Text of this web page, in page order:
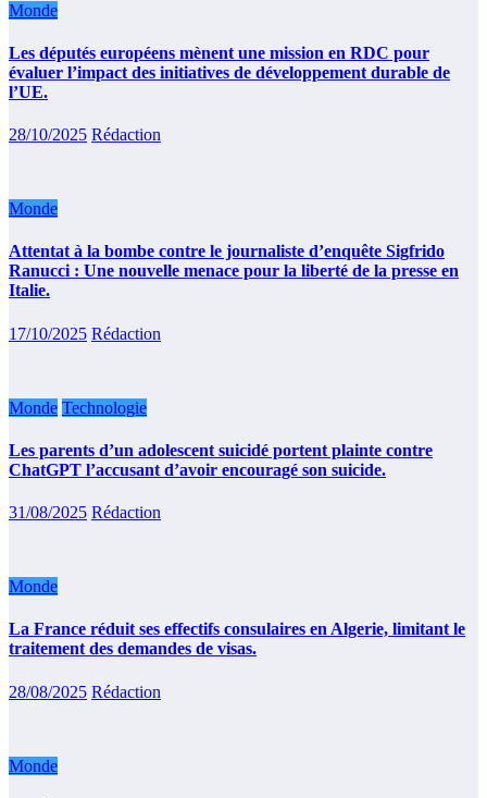
Monde
Les députés européens mènent une mission en RDC pour
évaluer l’impact des initiatives de développement durable de
l’UE.
28/10/2025 Rédaction
Monde
Attentat à la bombe contre le journaliste d’enquête Sigfrido
Ranucci : Une nouvelle menace pour la liberté de la presse en
Italie.
17/10/2025 Rédaction
Monde Technologie
Les parents d’un adolescent suicidé portent plainte contre
ChatGPT l’accusant d’avoir encouragé son suicide.
31/08/2025 Rédaction
Monde
La France réduit ses effectifs consulaires en Algerie, limitant le
traitement des demandes de visas.
28/08/2025 Rédaction
Monde